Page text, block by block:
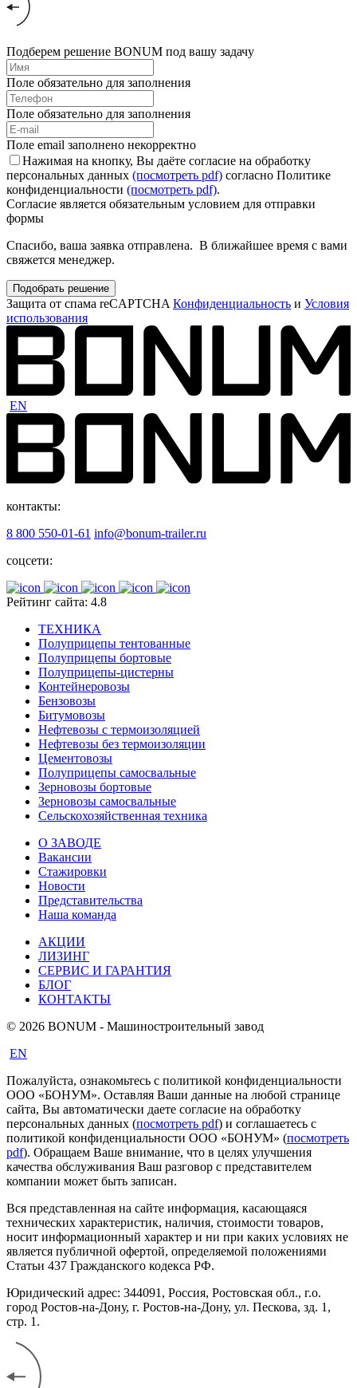
Подберем решение BONUM под вашу задачу
Поле обязательно для заполнения
Поле обязательно для заполнения
Поле email заполнено некорректно
Нажимая на кнопку, Вы даёте согласие на обработку
персональных данных (посмотреть pdf) согласно Политике
конфиденциальности (посмотреть pdf).
Согласие является обязательным условием для отправки
формы
Спасибо, ваша заявка отправлена. В ближайшее время с вами
свяжется менеджер.
Подобрать решение
Защита от спама reCAPTCHA Конфиденциальность и Условия
использования
EN
контакты:
8 800 550-01-61 info@bonum-trailer.ru
соцсети:
Рейтинг сайта: 4.8
ТЕХНИКА
Полуприцепы тентованные
Полуприцепы бортовые
Полуприцепы-цистерны
Контейнеровозы
Бензовозы
Битумовозы
Нефтевозы с термоизоляцией
Нефтевозы без термоизоляции
Цементовозы
Полуприцепы самосвальные
Зерновозы бортовые
Зерновозы самосвальные
Сельскохозяйственная техника
О ЗАВОДЕ
Вакансии
Стажировки
Новости
Представительства
Наша команда
АКЦИИ
ЛИЗИНГ
СЕРВИС И ГАРАНТИЯ
БЛОГ
КОНТАКТЫ
© 2026 BONUM - Машиностроительный завод
EN
Пожалуйста, ознакомьтесь с политикой конфиденциальности
ООО «БОНУМ». Оставляя Ваши данные на любой странице
сайта, Вы автоматически даете согласие на обработку
персональных данных (посмотреть pdf) и соглашаетесь с
политикой конфиденциальности ООО «БОНУМ» (посмотреть
pdf). Обращаем Ваше внимание, что в целях улучшения
качества обслуживания Ваш разговор с представителем
компании может быть записан.
Вся представленная на сайте информация, касающаяся
технических характеристик, наличия, стоимости товаров,
носит информационный характер и ни при каких условиях не
является публичной офертой, определяемой положениями
Статьи 437 Гражданского кодекса РФ.
Юридический адрес: 344091, Россия, Ростовская обл., г.о.
город Ростов-на-Дону, г. Ростов-на-Дону, ул. Пескова, зд. 1,
стр. 1.